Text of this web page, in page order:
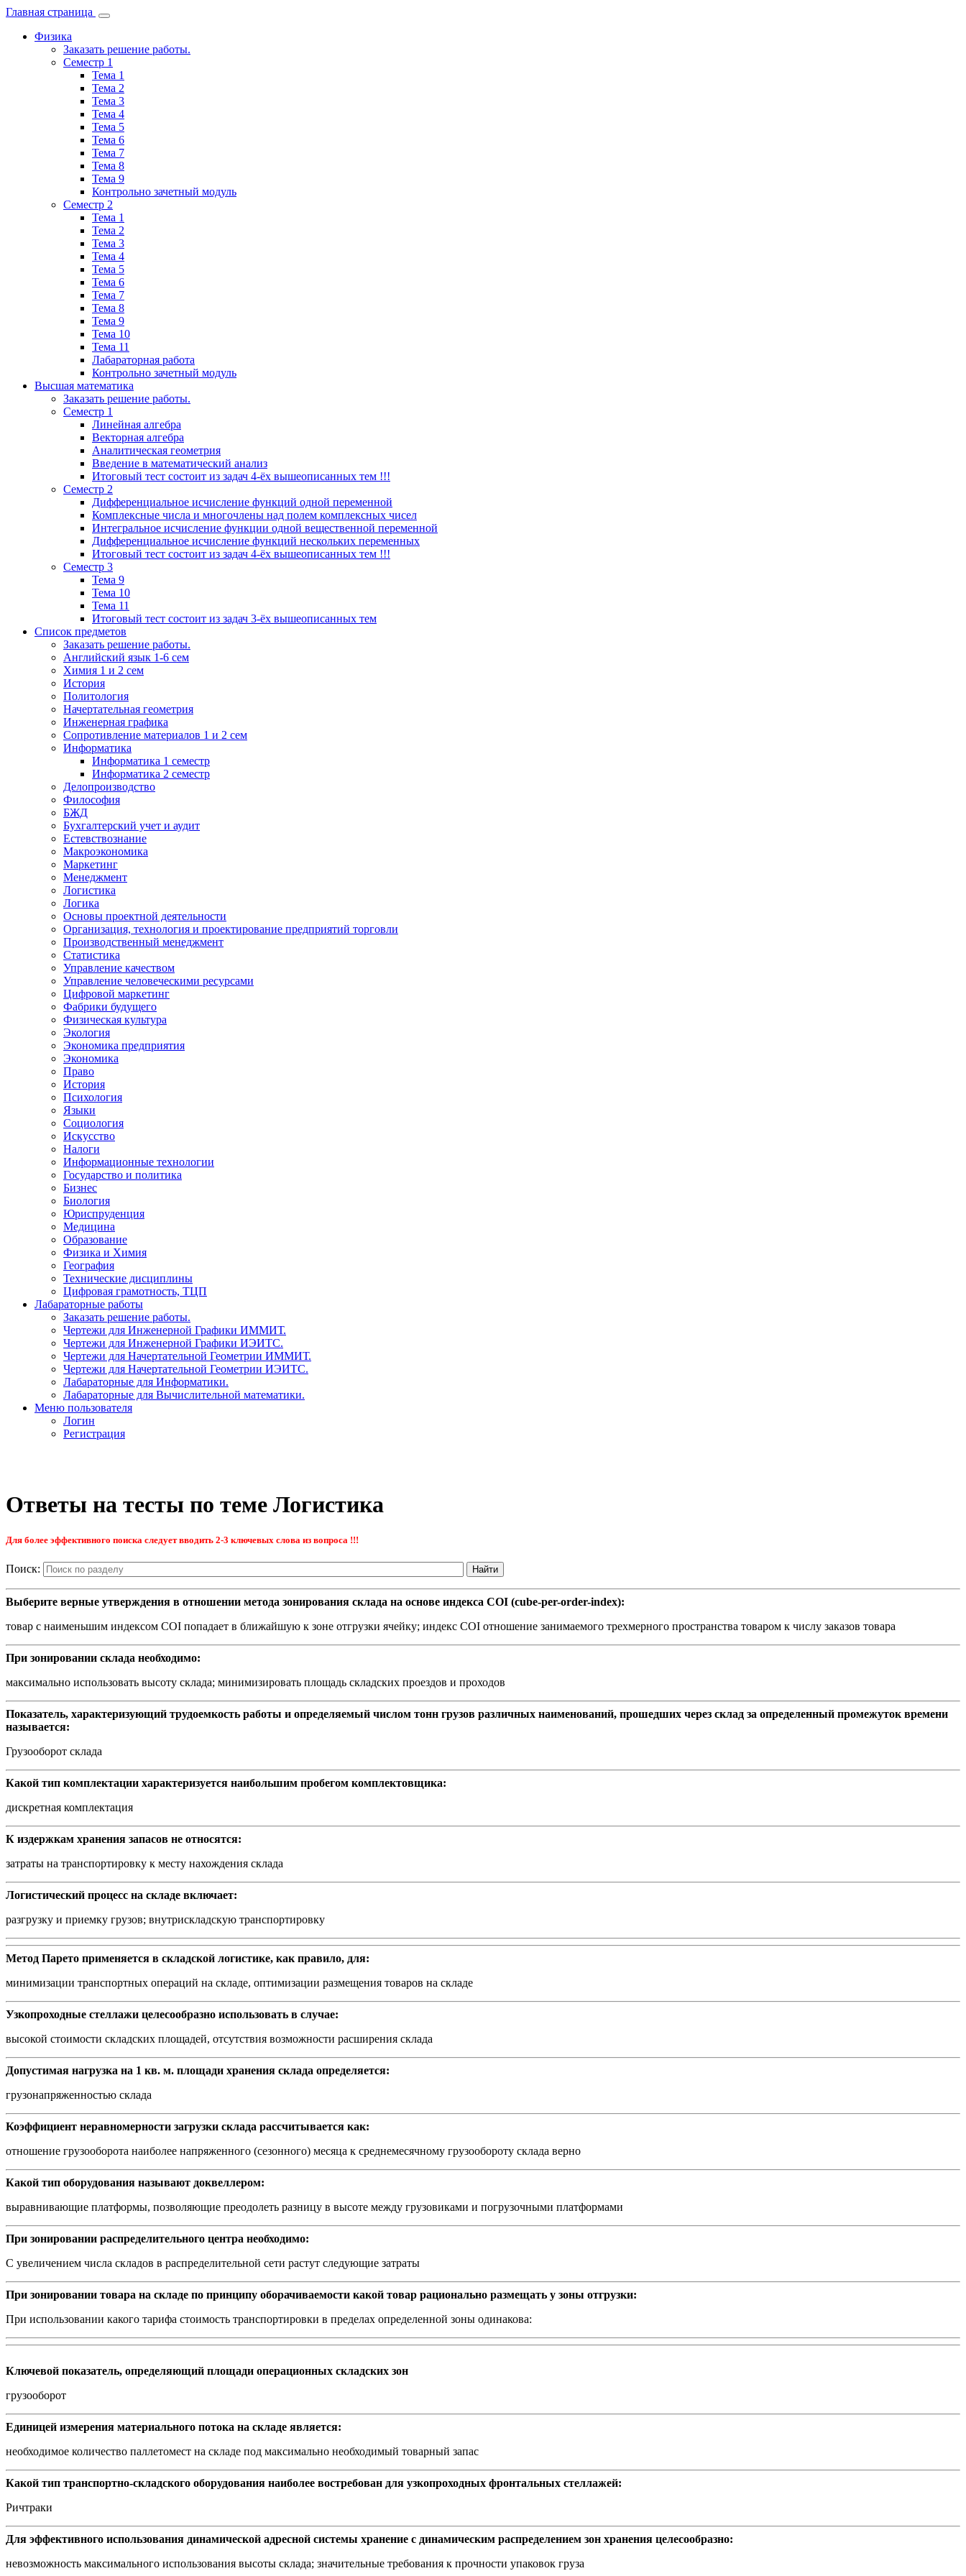
Главная страница
Физика
Заказать решение работы.
Семестр 1
Тема 1
Тема 2
Тема 3
Тема 4
Тема 5
Тема 6
Тема 7
Тема 8
Тема 9
Контрольно зачетный модуль
Семестр 2
Тема 1
Тема 2
Тема 3
Тема 4
Тема 5
Тема 6
Тема 7
Тема 8
Тема 9
Тема 10
Тема 11
Лабараторная работа
Контрольно зачетный модуль
Высшая математика
Заказать решение работы.
Семестр 1
Линейная алгебра
Векторная алгебра
Аналитическая геометрия
Введение в математический анализ
Итоговый тест состоит из задач 4-ёх вышеописанных тем !!!
Семестр 2
Дифференциальное исчисление функций одной переменной
Комплексные числа и многочлены над полем комплексных чисел
Интегральное исчисление функции одной вещественной переменной
Дифференциальное исчисление функций нескольких переменных
Итоговый тест состоит из задач 4-ёх вышеописанных тем !!!
Семестр 3
Тема 9
Тема 10
Тема 11
Итоговый тест состоит из задач 3-ёх вышеописанных тем
Список предметов
Заказать решение работы.
Английский язык 1-6 сем
Химия 1 и 2 сем
История
Политология
Начертательная геометрия
Инженерная графика
Сопротивление материалов 1 и 2 сем
Информатика
Информатика 1 семестр
Информатика 2 семестр
Делопроизводство
Философия
БЖД
Бухгалтерский учет и аудит
Естевствознание
Макроэкономика
Маркетинг
Менеджмент
Логистика
Логика
Основы проектной деятельности
Организация, технология и проектирование предприятий торговли
Производственный менеджмент
Статистика
Управление качеством
Управление человеческими ресурсами
Цифровой маркетинг
Фабрики будущего
Физическая культура
Экология
Экономика предприятия
Экономика
Право
История
Психология
Языки
Социология
Искусство
Налоги
Информационные технологии
Государство и политика
Бизнес
Биология
Юриспруденция
Медицина
Образование
Физика и Химия
География
Технические дисциплины
Цифровая грамотность, ТЦП
Лабараторные работы
Заказать решение работы.
Чертежи для Инженерной Графики ИММИТ.
Чертежи для Инженерной Графики ИЭИТС.
Чертежи для Начертательной Геометрии ИММИТ.
Чертежи для Начертательной Геометрии ИЭИТС.
Лабараторные для Информатики.
Лабараторные для Вычислительной математики.
Меню пользователя
Логин
Регистрация
Ответы на тесты по теме Логистика
Для более эффективного поиска следует вводить 2-3 ключевых слова из вопроса !!!
Поиск:
Выберите верные утверждения в отношении метода зонирования склада на основе индекса COI (cube-per-order-index):
товар с наименьшим индексом COI попадает в ближайшую к зоне отгрузки ячейку; индекс COI отношение занимаемого трехмерного пространства товаром к числу заказов товара
При зонировании склада необходимо:
максимально использовать высоту склада; минимизировать площадь складских проездов и проходов
Показатель, характеризующий трудоемкость работы и определяемый числом тонн грузов различных наименований, прошедших через склад за определенный промежуток времени
называется:
Грузооборот склада
Какой тип комплектации характеризуется наибольшим пробегом комплектовщика:
дискретная комплектация
К издержкам хранения запасов не относятся:
затраты на транспортировку к месту нахождения склада
Логистический процесс на складе включает:
разгрузку и приемку грузов; внутрискладскую транспортировку
Метод Парето применяется в складской логистике, как правило, для:
минимизации транспортных операций на складе, оптимизации размещения товаров на складе
Узкопроходные стеллажи целесообразно использовать в случае:
высокой стоимости складских площадей, отсутствия возможности расширения склада
Допустимая нагрузка на 1 кв. м. площади хранения склада определяется:
грузонапряженностью склада
Коэффициент неравномерности загрузки склада рассчитывается как:
отношение грузооборота наиболее напряженного (сезонного) месяца к среднемесячному грузообороту склада верно
Какой тип оборудования называют доквеллером:
выравнивающие платформы, позволяющие преодолеть разницу в высоте между грузовиками и погрузочными платформами
При зонировании распределительного центра необходимо:
C увеличением числа складов в распределительной сети растут следующие затраты
При зонировании товара на складе по принципу оборачиваемости какой товар рационально размещать у зоны отгрузки:
При использовании какого тарифа стоимость транспортировки в пределах определенной зоны одинакова:
Ключевой показатель, определяющий площади операционных складских зон
грузооборот
Единицей измерения материального потока на складе является:
необходимое количество паллетомест на складе под максимально необходимый товарный запас
Какой тип транспортно-складского оборудования наиболее востребован для узкопроходных фронтальных стеллажей:
Ричтраки
Для эффективного использования динамической адресной системы хранение с динамическим распределением зон хранения целесообразно:
невозможность максимального использования высоты склада; значительные требования к прочности упаковок груза